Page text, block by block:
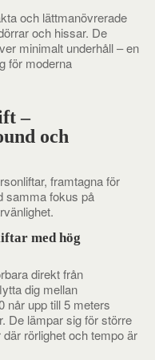
och lättmanövrerade
och hissar. De
minimalt underhåll – en
för moderna
–
och
framtagna för
samma fokus på
med hög
direkt från
dig mellan
når upp till 5 meters
De lämpar sig för större
rörlighet och tempo är